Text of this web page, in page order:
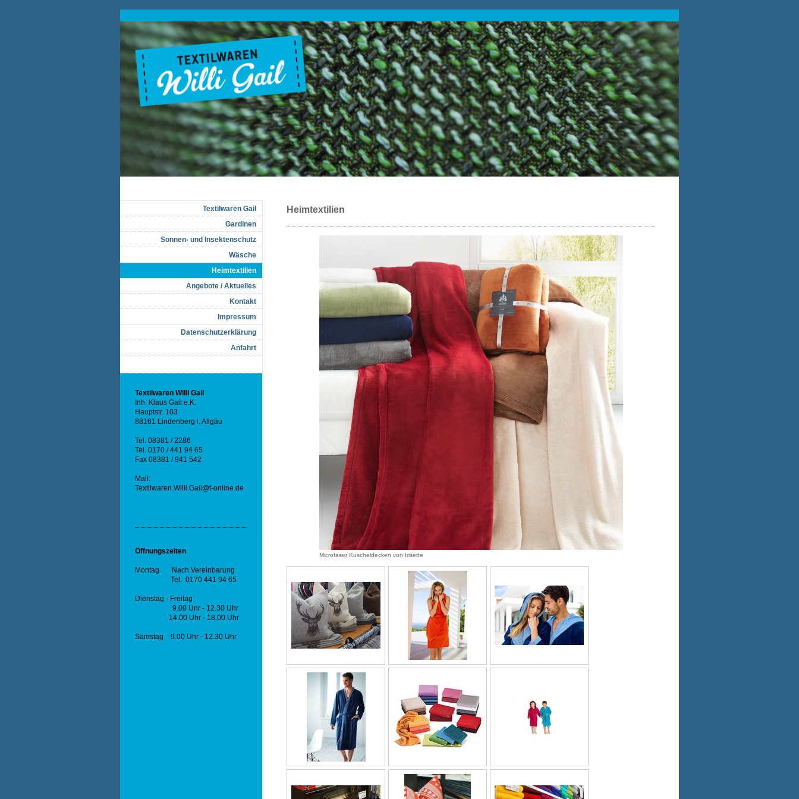
Heimtextilien
Microfaser Kuscheldecken von Irisette
Textilwaren Gail
Gardinen
Sonnen- und Insektenschutz
Wäsche
Heimtextilien
Angebote / Aktuelles
Kontakt
Impressum
Datenschutzerklärung
Anfahrt
Textilwaren Willi Gail
Inh. Klaus Gail e.K.
Hauptstr. 103
88161 Lindenberg i. Allgäu
Tel. 08381 / 2286
Tel. 0170 / 441 94 65
Fax 08381 / 941 542
Mail:
Textilwaren.Willi.Gail@t-online.de
Öffnungszeiten
Montag Nach Vereinbarung
Tel. 0170 441 94 65
Dienstag - Freitag
9.00 Unr - 12.30 Uhr
14.00 Uhr - 18.00 Uhr
Samstag 9.00 Uhr - 12.30 Uhr